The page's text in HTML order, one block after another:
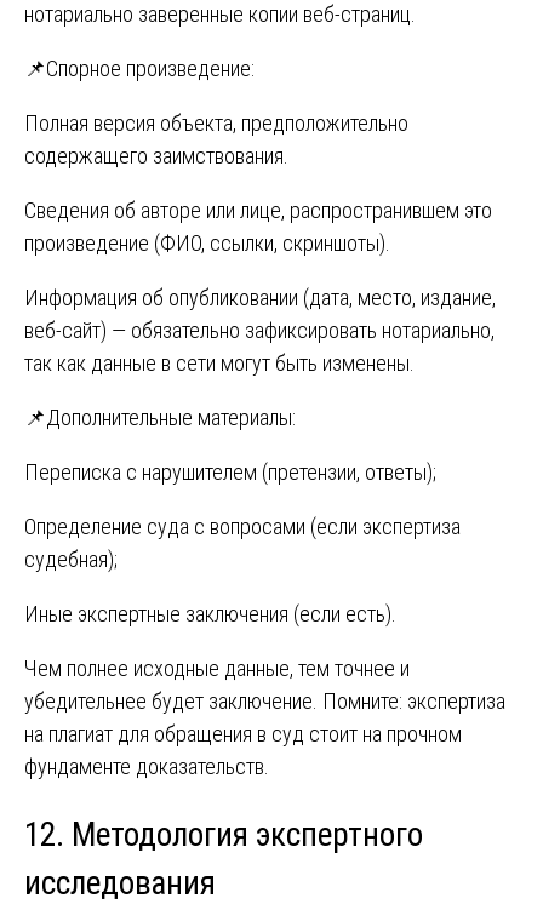
нотариально заверенные копии веб-страниц.
📌Спорное произведение:
Полная версия объекта, предположительно
содержащего заимствования.
Сведения об авторе или лице, распространившем это
произведение (ФИО, ссылки, скриншоты).
Информация об опубликовании (дата, место, издание,
веб-сайт) — обязательно зафиксировать нотариально,
так как данные в сети могут быть изменены.
📌Дополнительные материалы:
Переписка с нарушителем (претензии, ответы);
Определение суда с вопросами (если экспертиза
судебная);
Иные экспертные заключения (если есть).
Чем полнее исходные данные, тем точнее и
убедительнее будет заключение. Помните: экспертиза
на плагиат для обращения в суд стоит на прочном
фундаменте доказательств.
12. Методология экспертного
исследования